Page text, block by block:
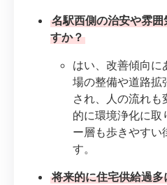
名駅西側の治安や雰
すか？
はい、改善傾向に
場の整備や道路拡
され、人の流れも
的に環境浄化に取
ー層も歩きやすい
す。
将来的に住宅供給過